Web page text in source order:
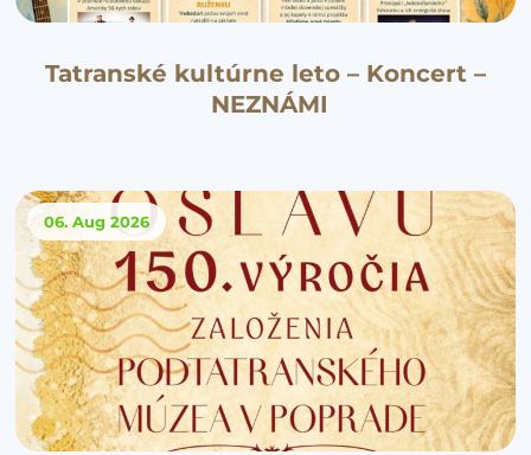
Tatranské kultúrne leto – Koncert –
NEZNÁMI
06. Aug 2026